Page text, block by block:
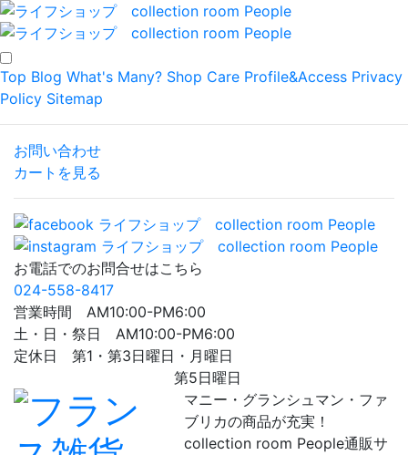
Top Blog What's Many? Shop Care Profile&Access Privacy
Policy Sitemap
お問い合わせ
カートを見る
お電話でのお問合せはこちら
024-558-8417
営業時間 AM10:00-PM6:00
土・日・祭日 AM10:00-PM6:00
定休日 第1・第3日曜日・月曜日
第5日曜日
マニー・グランシュマン・ファ
ブリカの商品が充実！
collection room People通販サ